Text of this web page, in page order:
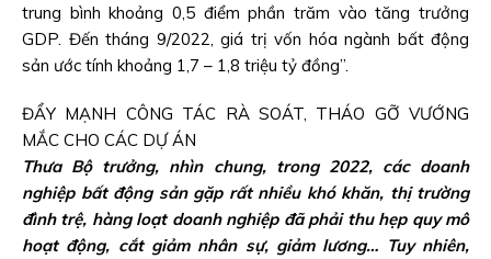
trung bình khoảng 0,5 điểm phần trăm vào tăng trưởng
GDP. Đến tháng 9/2022, giá trị vốn hóa ngành bất động
sản ước tính khoảng 1,7 – 1,8 triệu tỷ đồng”.
ĐẨY MẠNH CÔNG TÁC RÀ SOÁT, THÁO GỠ VƯỚNG
MẮC CHO CÁC DỰ ÁN
Thưa Bộ trưởng, nhìn chung, trong 2022, các doanh
nghiệp bất động sản gặp rất nhiều khó khăn, thị trường
đình trệ, hàng loạt doanh nghiệp đã phải thu hẹp quy mô
hoạt động, cắt giảm nhân sự, giảm lương… Tuy nhiên,